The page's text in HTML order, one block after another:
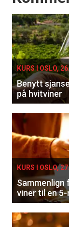
KURS I OSLO,
Benytt
på hvitviner
KURS I OSLO,
Sammenlign
viner til en